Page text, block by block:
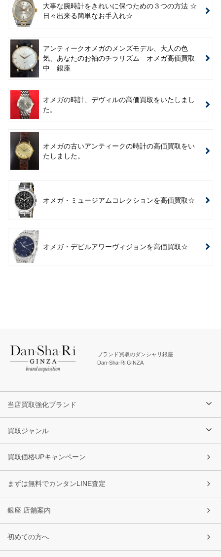
大事な腕時計をきれいに保つための３つの方法 ☆
日々出来る簡単なお手入れ☆
アンティークオメガのメンズモデル、大人の色
気、あなたのお袖のチラリズム オメガ高価買取
中 銀座
オメガの時計、デヴィルの高価買取をいたしまし
た。
オメガの古いアンティークの時計の高価買取をい
たしました。
オメガ・ミュージアムコレクションを高価買取☆
オメガ・デビルアワーヴィジョンを高価買取☆
ブランド買取のダンシャリ銀座
Dan-Sha-Ri GINZA
当店買取強化ブランド
買取ジャンル
買取価格UPキャンペーン
まずは無料でカンタンLINE査定
銀座 店舗案内
初めての方へ